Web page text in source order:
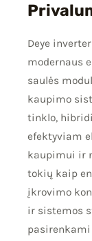
Deye
modernaus
saulės
kaupimo
tinklo,
efektyviam
kaupimui ir
tokių kaip
įkrovimo
ir sistemos